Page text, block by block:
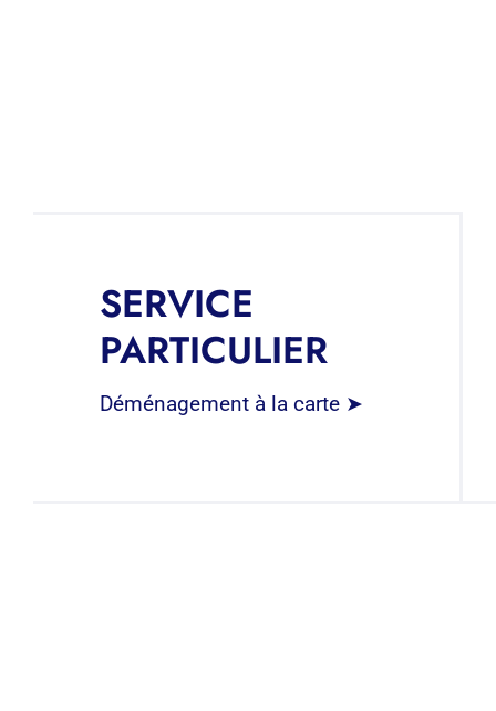
SERVICE
PARTICULIER
Déménagement à la carte ➤